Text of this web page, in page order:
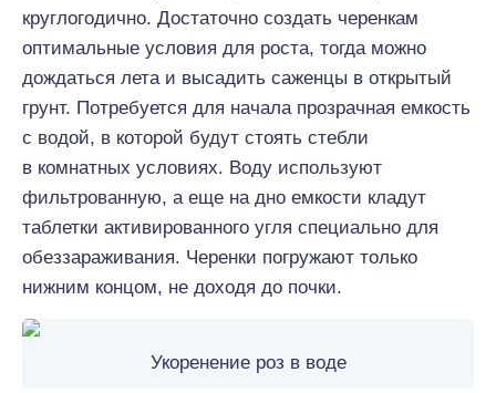
круглогодично. Достаточно создать черенкам
оптимальные условия для роста, тогда можно
дождаться лета и высадить саженцы в открытый
грунт. Потребуется для начала прозрачная емкость
с водой, в которой будут стоять стебли
в комнатных условиях. Воду используют
фильтрованную, а еще на дно емкости кладут
таблетки активированного угля специально для
обеззараживания. Черенки погружают только
нижним концом, не доходя до почки.
Укоренение роз в воде